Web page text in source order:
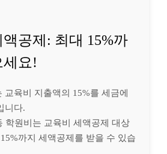
액공제: 최대 15%까
세요!
교육비 지출액의 15%를 세금에
니다.
학원비는 교육비 세액공제 대상
까지 세액공제를 받을 수 있습